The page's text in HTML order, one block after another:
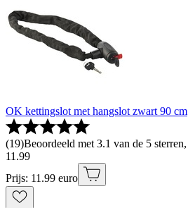
OK kettingslot met hangslot zwart 90 cm
(19)Beoordeeld met 3.1 van de 5
11 .99
Prijs: 11.99 euro